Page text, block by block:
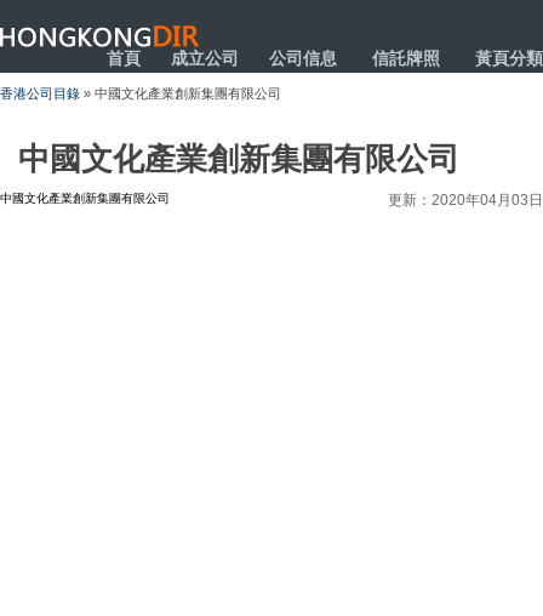
HONGKONGDIR
首頁 成立公司 公司信息 信託牌照 黃頁分類
香港公司目錄 » 中國文化產業創新集團有限公司
中國文化產業創新集團有限公司
中國文化產業創新集團有限公司 更新：2020年04月03日